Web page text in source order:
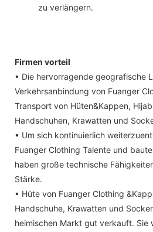
zu verlängern.
Firmen vorteil
• Die hervorragende geografische
Verkehrsanbindung von Fuanger
Transport von Hüten&Kappen,
Handschuhen, Krawatten und
• Um sich kontinuierlich
Fuanger Clothing Talente und
haben große technische
Stärke.
• Hüte von Fuanger Clothing
Handschuhe, Krawatten und
heimischen Markt gut verkauft. Sie